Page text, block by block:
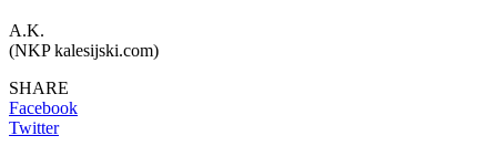
A.K.
(NKP kalesijski.com)
SHARE
Facebook
Twitter